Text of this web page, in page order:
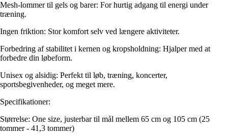
Mesh-lommer til gels og barer: For hurtig adgang til energi under
træning.
Ingen friktion: Stor komfort selv ved længere aktiviteter.
Forbedring af stabilitet i kernen og kropsholdning: Hjalper med at
forbedre din løbeform.
Unisex og alsidig: Perfekt til løb, træning, koncerter,
sportsbegivenheder, og meget mere.
Specifikationer:
Størrelse: One size, justerbar til mål mellem 65 cm og 105 cm (25
tommer - 41,3 tommer)